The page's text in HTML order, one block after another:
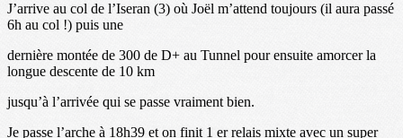
J’arrive au col de l’Iseran (3) où Joël m’attend toujours (il aura passé
6h au col !) puis une
dernière montée de 300 de D+ au Tunnel pour ensuite amorcer la
longue descente de 10 km
jusqu’à l’arrivée qui se passe vraiment bien.
Je passe l’arche à 18h39 et on finit 1 er relais mixte avec un super